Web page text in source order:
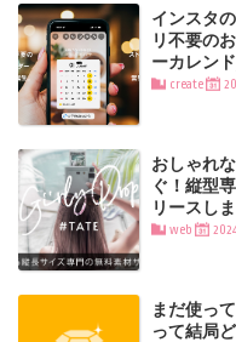
インスタ
リ不要の
ーカレン
create
おしゃれ
ぐ！縦型
リースし
web
まだ使っ
って結局